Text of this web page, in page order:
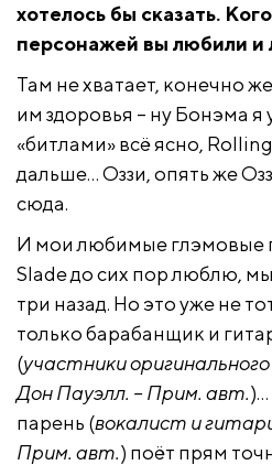
хотелось бы сказать.
персонажей вы любили и
Там не хватает, конечно
им здоровья – ну Бонэма я
«битлами» всё ясно,
дальше… Оззи, опять же
сюда.
И мои любимые глэмовые
Slade до сих пор люблю,
три назад. Но это уже не
только барабанщик и
(участники
Дон Пауэлл. – Прим. авт.)…
парень (вокалист и
Прим. авт.) поёт прям